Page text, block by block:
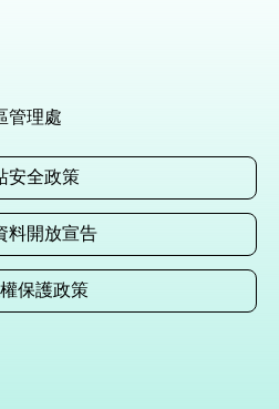
管理處
安全政策
料開放宣告
保護政策